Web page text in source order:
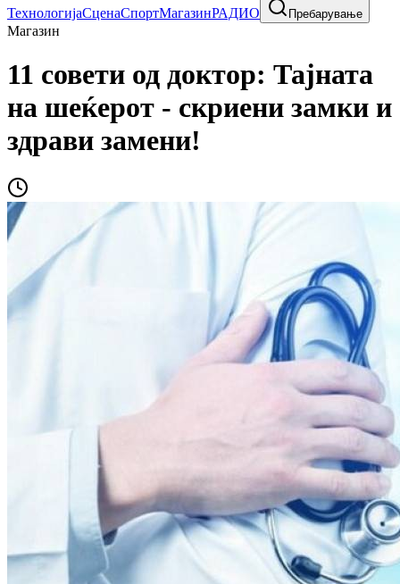
ТехнологијаСценаСпортМагазинРАДИО Пребарување
Магазин
11 совети од доктор: Тајната
на шеќерот - скриени замки и
здрави замени!